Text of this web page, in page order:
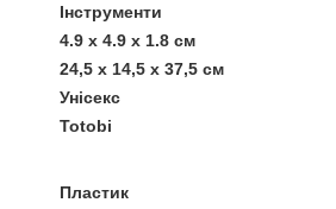
Інструменти
4.9 х 4.9 х 1.8 см
24,5 х 14,5 х 37,5 см
Унісекс
Totobi
Пластик